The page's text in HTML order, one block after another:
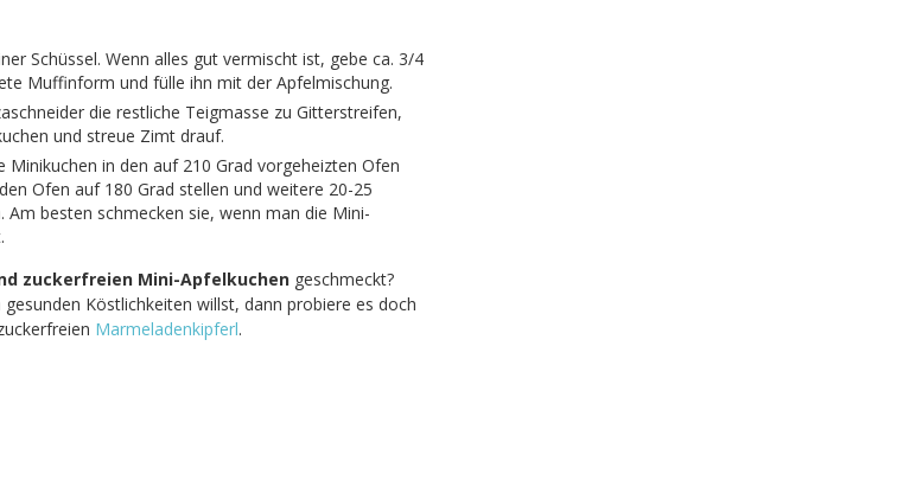
Schüssel. Wenn alles gut vermischt ist, gebe ca. 3/4
Muffinform und fülle ihn mit der Apfelmischung.
die restliche Teigmasse zu Gitterstreifen,
und streue Zimt drauf.
Minikuchen in den auf 210 Grad vorgeheizten Ofen
Ofen auf 180 Grad stellen und weitere 20-25
Am besten schmecken sie, wenn man die Mini-
zuckerfreien Mini-Apfelkuchen geschmeckt?
Köstlichkeiten willst, dann probiere es doch
Marmeladenkipferl.